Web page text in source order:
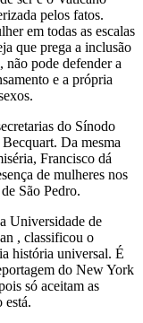
pelos fatos.
em todas as escalas
que prega a inclusão
não pode defender a
e a própria
do Sínodo
Da mesma
Francisco dá
de mulheres nos
São Pedro.
Universidade de
, classificou o
história universal. É
do New York
só aceitam as
está.